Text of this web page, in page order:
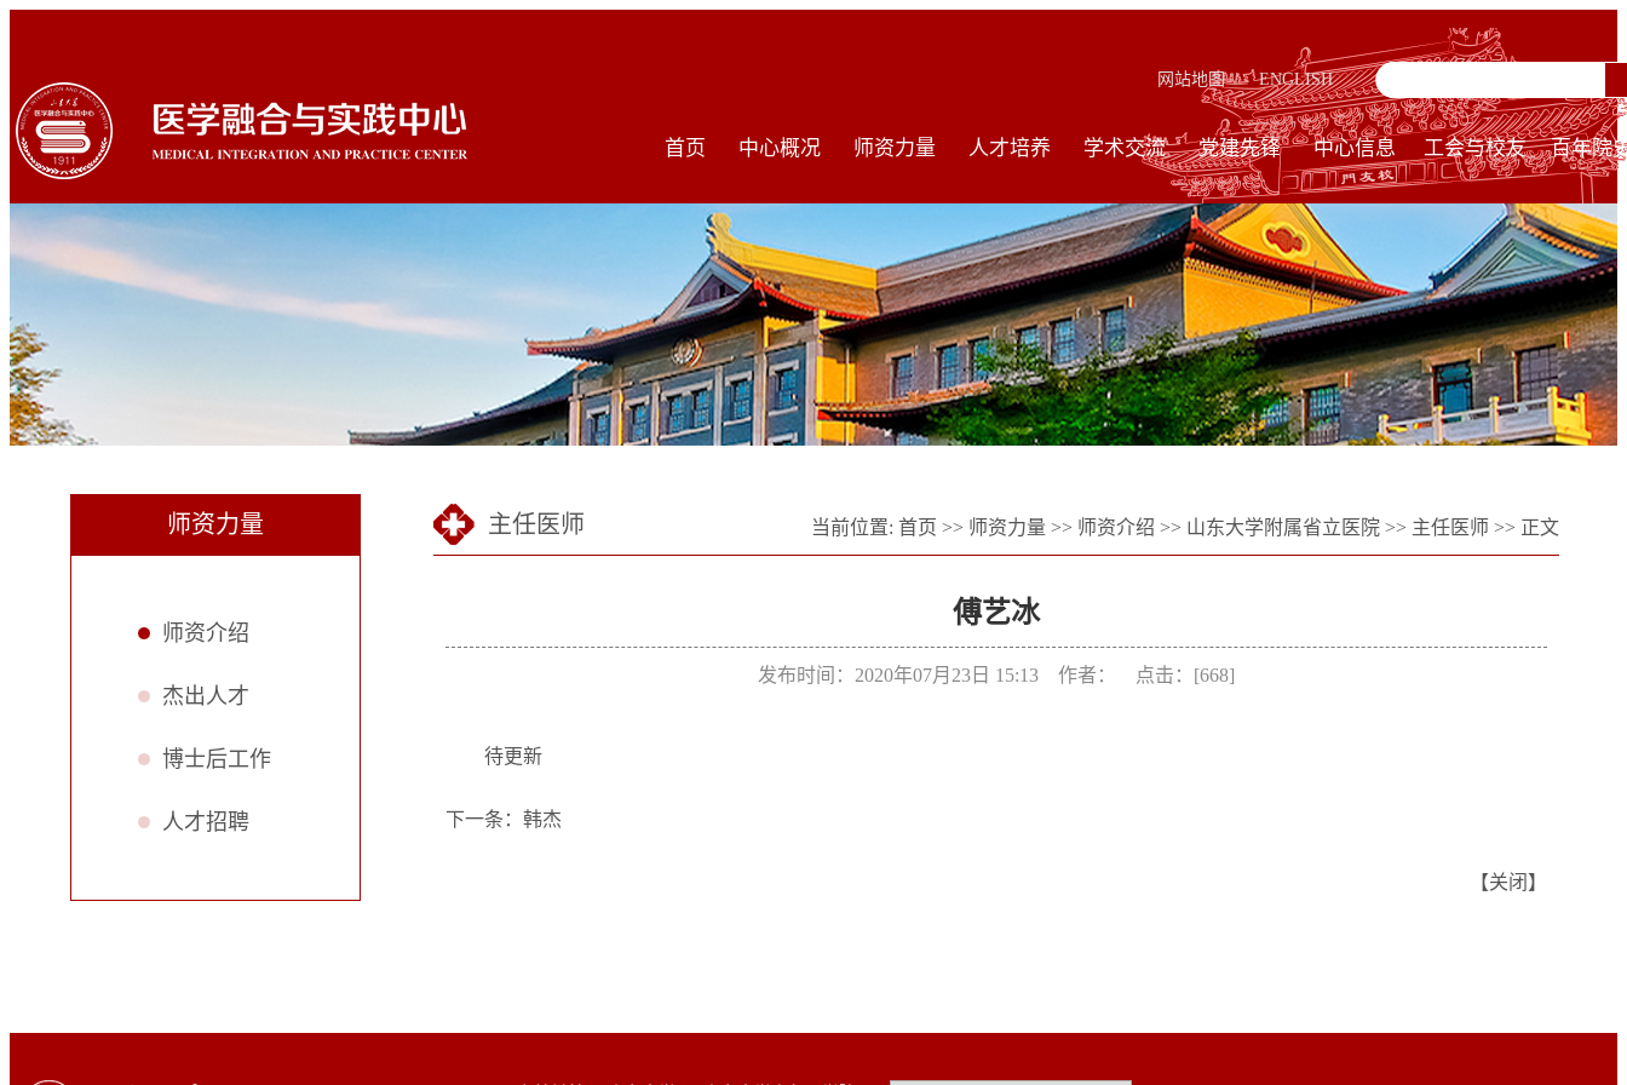
网站地图 ENGLISH
首页 中心概况 师资力量 人才培养 学术交流 党建先锋 中心信息 工会与校友 百年院
师资力量
师资介绍
杰出人才
博士后工作
人才招聘
主任医师 当前位置: 首页 >> 师资力量 >> 师资介绍 >> 山东大学附属省立医院 >> 主任医师 >> 正文
傅艺冰
发布时间：2020年07月23日 15:13 作者： 点击：[668]
待更新
下一条： 韩杰
【关闭 】